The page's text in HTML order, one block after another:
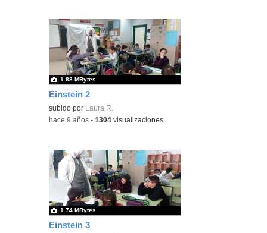
Einstein 2
subido por Laura R.
1.88 MBytes
-hace 9 años -1304 visualizaciones
Einstein 3
1.74 MBytes